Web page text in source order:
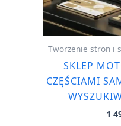
Tworzenie stron i
SKLEP
CZĘŚCIAMI
1